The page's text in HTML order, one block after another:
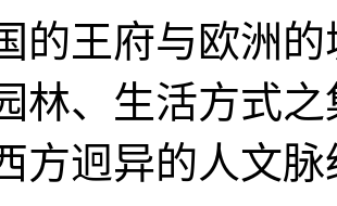
王府与欧洲的
林、生活方式
方迥异的人文脉